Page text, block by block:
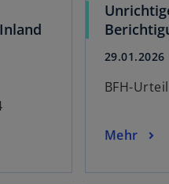
29.01.2026
BFH-
Mehr